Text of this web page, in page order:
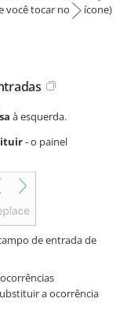
você tocar no
ícone)
à esquerda.
- o painel
de entrada de
a ocorrência